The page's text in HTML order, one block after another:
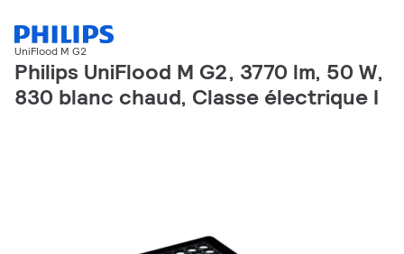
UniFlood M G2
Philips UniFlood M G2, 3770 lm, 50 W,
830 blanc chaud, Classe électrique I